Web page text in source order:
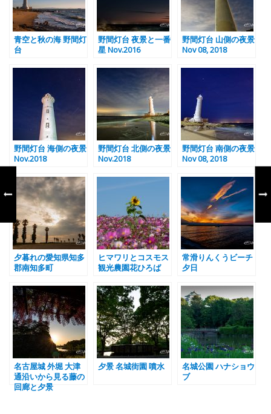
青空と秋の海 野間灯
台
野間灯台 夜景と一番
星 Nov.2016
野間灯台 山側の夜景
Nov 08, 2018
野間灯台 海側の夜景
Nov.2018
野間灯台 北側の夜景
Nov.2018
野間灯台 南側の夜景
Nov 08, 2018
夕暮れの愛知県知多
郡南知多町
ヒマワリとコスモス
観光農園花ひろば
常滑りんくうビーチ
夕日
名古屋城 外堀 大津
通沿いから見る藤の
回廊と夕景
夕景 名城街園 噴水
名城公園 ハナショウ
ブ